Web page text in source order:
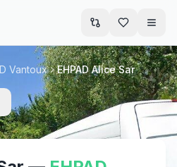
Vantoux EHPAD Alice Sar